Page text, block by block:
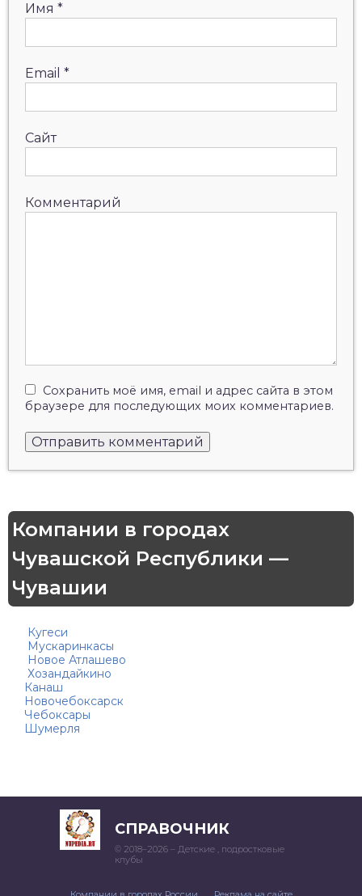
Имя *
Email *
Сайт
Комментарий
Сохранить моё имя, email и адрес сайта в этом
браузере для последующих моих комментариев.
Компании в городах
Чувашской Республики —
Чувашии
Кугеси
Мускаринкасы
Новое Атлашево
Хозандайкино
Канаш
Новочебоксарск
Чебоксары
Шумерля
СПРАВОЧНИК
© 2018–2026 – Детские , подростковые
клубы